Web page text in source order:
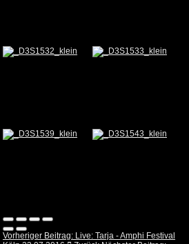
Vorheriger Beitrag: Live: Tarja - Amphi Festival